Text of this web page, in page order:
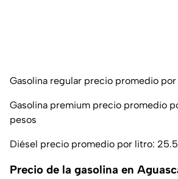
Gasolina regular precio promedio
Gasolina premium precio promedio
pesos
Diésel precio promedio por litro:
Precio de la gasolina en